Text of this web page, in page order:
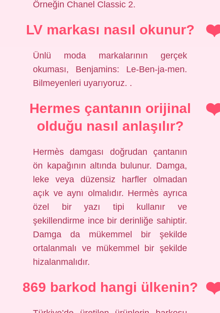
Örneğin Chanel Classic 2.
LV markası nasıl okunur?
Ünlü moda markalarının gerçek
okuması, Benjamins: Le-Ben-ja-men.
Bilmeyenleri uyarıyoruz. .
Hermes çantanın orijinal
olduğu nasıl anlaşılır?
Hermès damgası doğrudan çantanın
ön kapağının altında bulunur. Damga,
leke veya düzensiz harfler olmadan
açık ve aynı olmalıdır. Hermès ayrıca
özel bir yazı tipi kullanır ve
şekillendirme ince bir derinliğe sahiptir.
Damga da mükemmel bir şekilde
ortalanmalı ve mükemmel bir şekilde
hizalanmalıdır.
869 barkod hangi ülkenin?